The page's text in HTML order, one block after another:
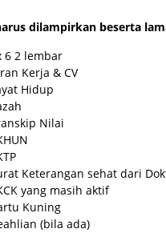
dilampirkan beserta
6 2 lembar
Kerja & CV
Hidup
Nilai
Keterangan sehat dari
yang masih aktif
Kuning
(bila ada)